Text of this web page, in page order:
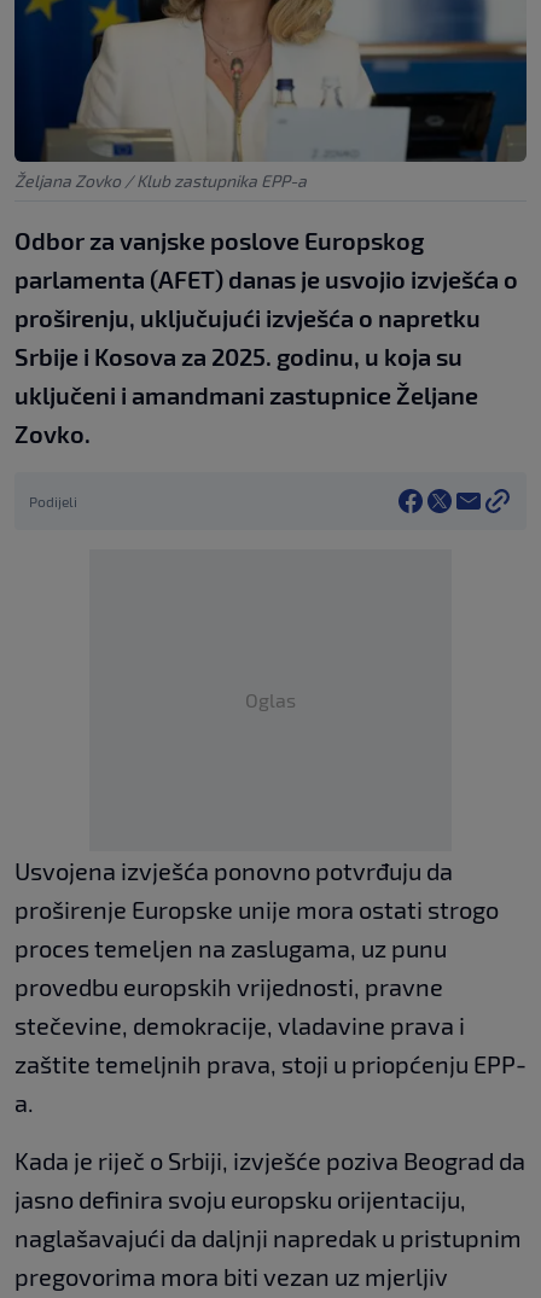
Željana Zovko / Klub zastupnika EPP-a
Odbor za vanjske poslove Europskog
parlamenta (AFET) danas je usvojio izvješća o
proširenju, uključujući izvješća o napretku
Srbije i Kosova za 2025. godinu, u koja su
uključeni i amandmani zastupnice Željane
Zovko.
Podijeli
Oglas
Usvojena izvješća ponovno potvrđuju da
proširenje Europske unije mora ostati strogo
proces temeljen na zaslugama, uz punu
provedbu europskih vrijednosti, pravne
stečevine, demokracije, vladavine prava i
zaštite temeljnih prava, stoji u priopćenju EPP-
a.
Kada je riječ o Srbiji, izvješće poziva Beograd da
jasno definira svoju europsku orijentaciju,
naglašavajući da daljnji napredak u pristupnim
pregovorima mora biti vezan uz mjerljiv